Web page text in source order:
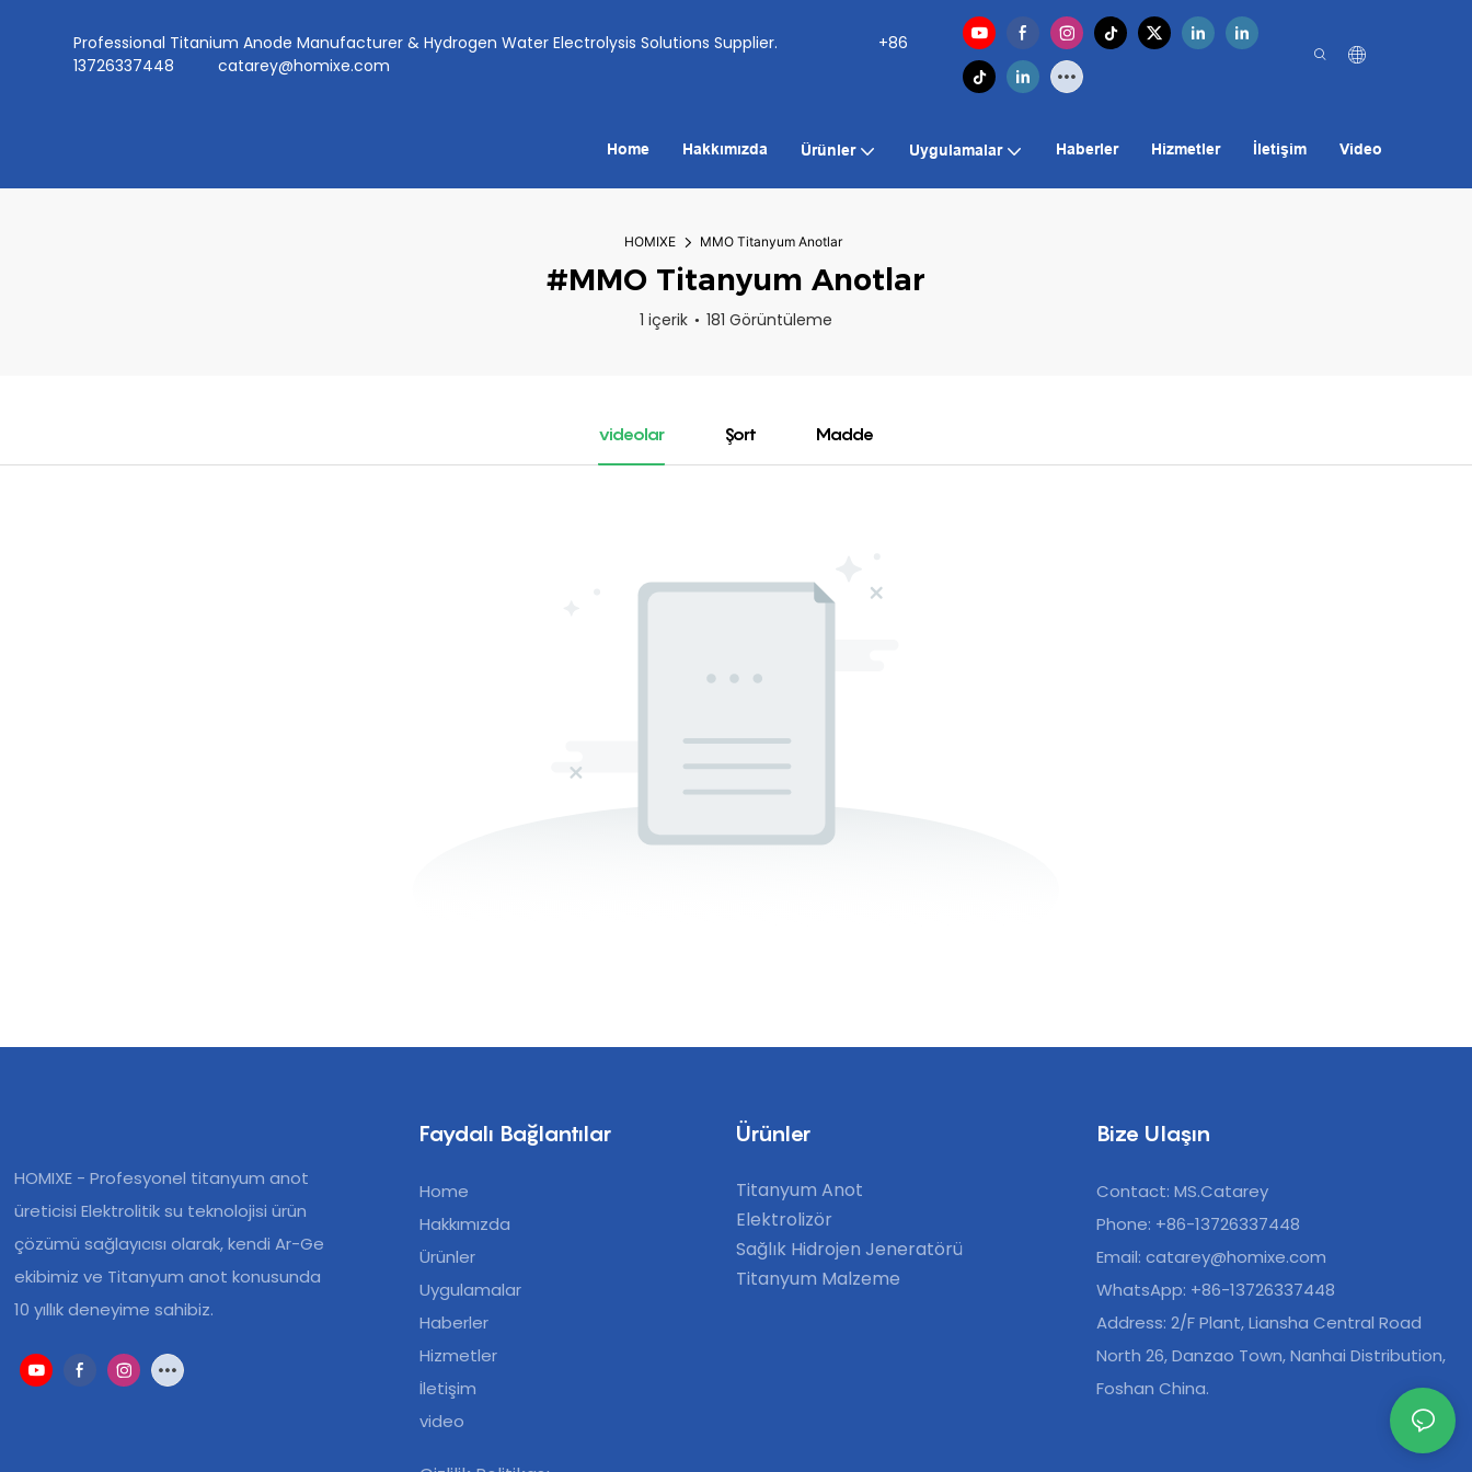
Professional Titanium Anode Manufacturer & Hydrogen Water Electrolysis Solutions Supplier.
+86
13726337448
catarey@homixe.com
Home Hakkımızda Ürünler Uygulamalar Haberler Hizmetler İletişim Video
HOMIXE MMO Titanyum Anotlar
#MMO Titanyum Anotlar
1 içerik 181 Görüntüleme
videolar Şort Madde
HOMIXE - Profesyonel titanyum anot
üreticisi Elektrolitik su teknolojisi ürün
çözümü sağlayıcısı olarak, kendi Ar-Ge
ekibimiz ve Titanyum anot konusunda
10 yıllık deneyime sahibiz.
Faydalı Bağlantılar
Home
Hakkımızda
Ürünler
Uygulamalar
Haberler
Hizmetler
İletişim
video
Ürünler
Titanyum Anot
Elektrolizör
Sağlık Hidrojen Jeneratörü
Titanyum Malzeme
Bize Ulaşın
Contact: MS.Catarey
Phone: +86-13726337448
Email:catarey@homixe.com
WhatsApp: +86-13726337448
Address: 2/F Plant, Liansha Central Road
North 26, Danzao Town, Nanhai Distribution,
Foshan China.